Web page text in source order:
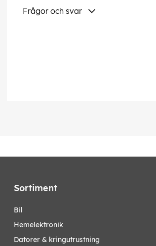
Frågor och svar
Sortiment
bil
hemelektronik
datorer & kringutrustning